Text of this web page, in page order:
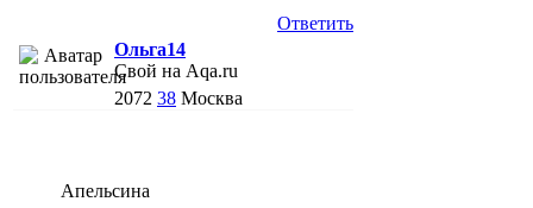
Ответить
Ольга14
Свой на Aqa.ru
2072 38 Москва
Апельсина